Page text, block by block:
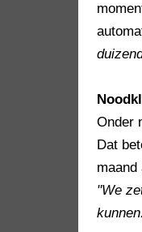
Onder
Dat
maand
"We